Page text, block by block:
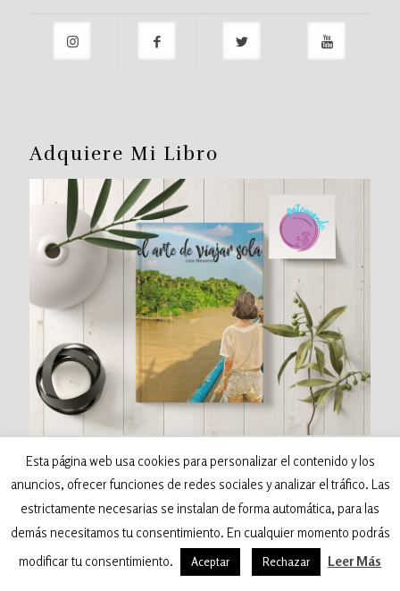
Adquiere Mi Libro
©2026 Patoneando - Blog de viajes. Todos los
derechos reservados. Desarrollado por:
Samva Network
Esta página web usa cookies para personalizar el contenido y los
anuncios, ofrecer funciones de redes sociales y analizar el tráfico. Las
estrictamente necesarias se instalan de forma automática, para las
demás necesitamos tu consentimiento. En cualquier momento podrás
modificar tu consentimiento.
Aceptar Rechazar Leer Más